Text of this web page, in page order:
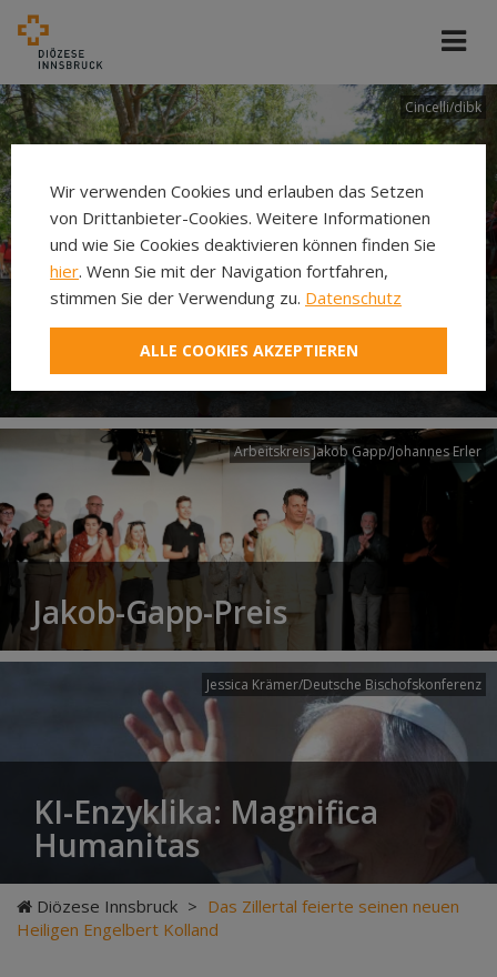
Cincelli/dibk
Neuer Pilgerweg Via
Laudato si’
Arbeitskreis Jakob Gapp/Johannes Erler
Jakob-Gapp-Preis
Jessica Krämer/Deutsche Bischofskonferenz
KI-Enzyklika: Magnifica
Humanitas
Diözese Innsbruck > Das Zillertal feierte seinen neuen
Heiligen Engelbert Kolland
Wir verwenden Cookies und erlauben das Setzen
von Drittanbieter-Cookies. Weitere Informationen
und wie Sie Cookies deaktivieren können finden Sie
hier. Wenn Sie mit der Navigation fortfahren,
stimmen Sie der Verwendung zu. Datenschutz
ALLE COOKIES AKZEPTIEREN